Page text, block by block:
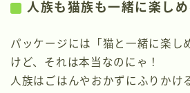
人族も猫族も一緒に楽しめ
パッケージには「猫と一緒に楽し
けど、それは本当なのにゃ！
人族はごはんやおかずにふりかけ